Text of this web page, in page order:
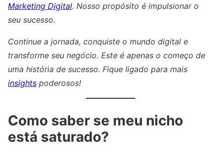
Marketing Digital. Nosso propósito é impulsionar o
seu sucesso.
Continue a jornada, conquiste o mundo digital e
transforme seu negócio. Este é apenas o começo de
uma história de sucesso. Fique ligado para mais
insights poderosos!
Como saber se meu nicho
está saturado?